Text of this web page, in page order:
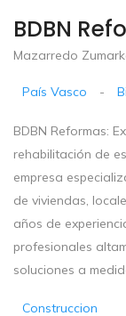
BDBN
Mazarredo
País Vasco -
BDBN Reformas:
rehabilitación de
empresa
de viviendas,
años de
profesionales
soluciones a
Construccion